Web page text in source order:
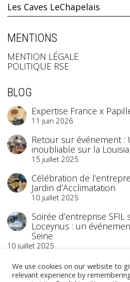
Les Caves LeChapelais
MENTIONS
MENTION LÉGALE
POLITIQUE RSE
BLOG
Expertise France x
11 juin 2026
Retour sur événement :
inoubliable sur la
15 juillet 2025
Célébration de
Jardin d’Acclimatation
10 juillet 2025
Soirée d’entreprise
Loceynus : un
Seine
10 juillet 2025
We use cookies on our website to
relevant experience by